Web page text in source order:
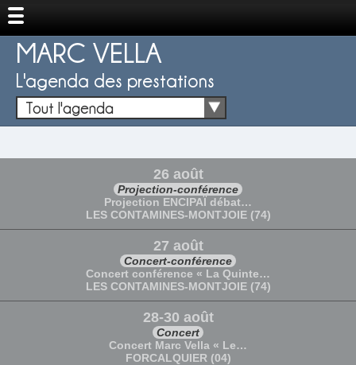
MARC VELLA
L'agenda des prestations
Tout l'agenda
26 août
Projection-conférence
Projection ENCIPAÏ débat…
LES CONTAMINES-MONTJOIE (74)
27 août
Concert-conférence
Concert conférence « La Quinte…
LES CONTAMINES-MONTJOIE (74)
28-30 août
Concert
Concert Marc Vella « Le…
FORCALQUIER (04)